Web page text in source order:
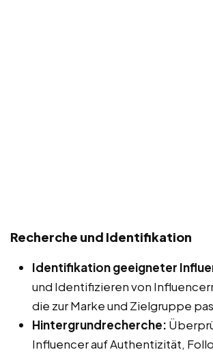
Recherche und Identifikation
Identifikation geeigneter
und Identifizieren von
die zur Marke und Zielgruppe
Hintergrundrecherche:
Influencer auf Authentizität,